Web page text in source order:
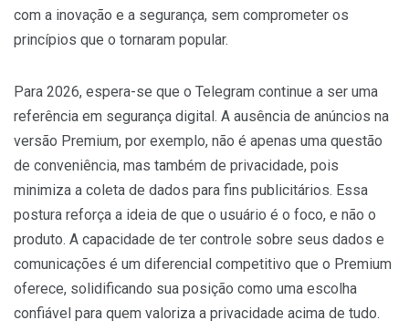
com a inovação e a segurança, sem comprometer os
princípios que o tornaram popular.
Para 2026, espera-se que o Telegram continue a ser uma
referência em segurança digital. A ausência de anúncios na
versão Premium, por exemplo, não é apenas uma questão
de conveniência, mas também de privacidade, pois
minimiza a coleta de dados para fins publicitários. Essa
postura reforça a ideia de que o usuário é o foco, e não o
produto. A capacidade de ter controle sobre seus dados e
comunicações é um diferencial competitivo que o Premium
oferece, solidificando sua posição como uma escolha
confiável para quem valoriza a privacidade acima de tudo.